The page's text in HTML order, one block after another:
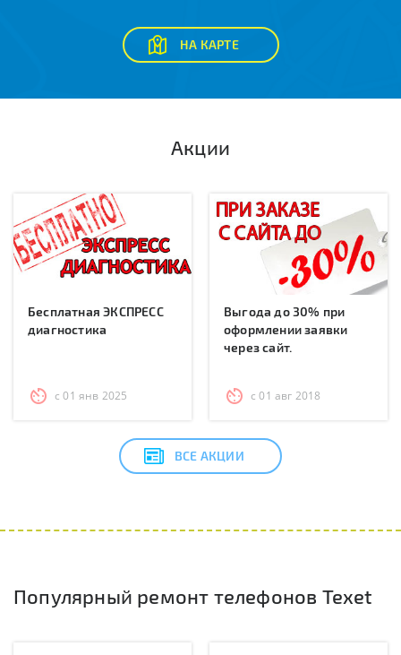
НА КАРТЕ
Акции
Бесплатная ЭКСПРЕСС
диагностика
с 01 янв 2025
Выгода до 30% при
оформлении заявки
через сайт.
с 01 авг 2018
ВСЕ АКЦИИ
Популярный ремонт телефонов Texet